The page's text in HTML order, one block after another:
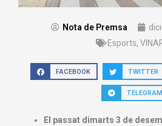
Nota de Premsa
Esports,
FACEBOOK TWITTER
TELEGRAM
El passat dimarts 3 de